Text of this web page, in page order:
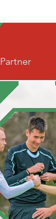
Partner